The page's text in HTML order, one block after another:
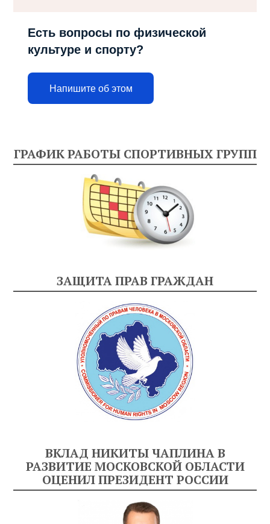
Есть вопросы по физической
культуре и спорту?
Напишите об этом
ГРАФИК РАБОТЫ СПОРТИВНЫХ ГРУПП
ЗАЩИТА ПРАВ ГРАЖДАН
ВКЛАД НИКИТЫ ЧАПЛИНА В
РАЗВИТИЕ МОСКОВСКОЙ ОБЛАСТИ
ОЦЕНИЛ ПРЕЗИДЕНТ РОССИИ